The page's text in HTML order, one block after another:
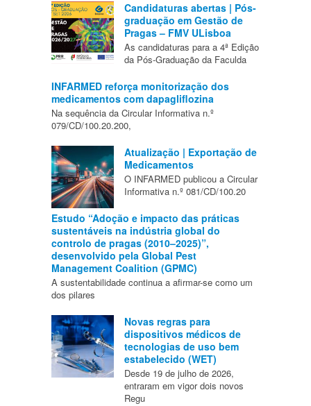
Candidaturas abertas | Pós-
graduação em Gestão de
Pragas – FMV ULisboa
As candidaturas para a 4ª Edição
da Pós-Graduação da Faculda
INFARMED reforça monitorização dos
medicamentos com dapagliflozina
Na sequência da Circular Informativa n.º
079/CD/100.20.200,
Atualização | Exportação de
Medicamentos
O INFARMED publicou a Circular
Informativa n.º 081/CD/100.20
Estudo “Adoção e impacto das práticas
sustentáveis na indústria global do
controlo de pragas (2010–2025)”,
desenvolvido pela Global Pest
Management Coalition (GPMC)
A sustentabilidade continua a afirmar-se como um
dos pilares
Novas regras para
dispositivos médicos de
tecnologias de uso bem
estabelecido (WET)
Desde 19 de julho de 2026,
entraram em vigor dois novos
Regu